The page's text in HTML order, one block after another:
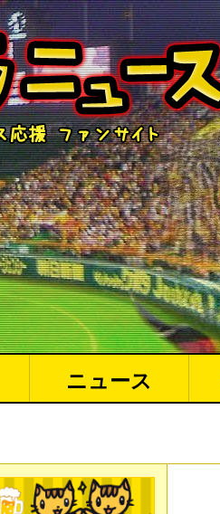
ニュース